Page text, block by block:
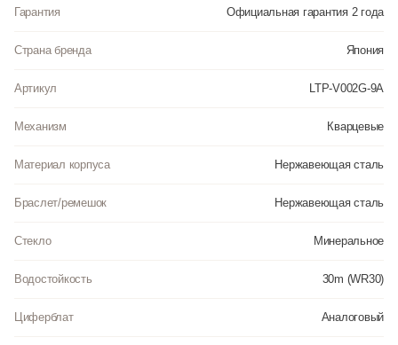
Гарантия Официальная гарантия 2 года
Страна бренда Япония
Артикул LTP-V002G-9A
Механизм Кварцевые
Материал корпуса Нержавеющая сталь
Браслет/ремешок Нержавеющая сталь
Стекло Минеральное
Водостойкость 30m (WR30)
Циферблат Аналоговый